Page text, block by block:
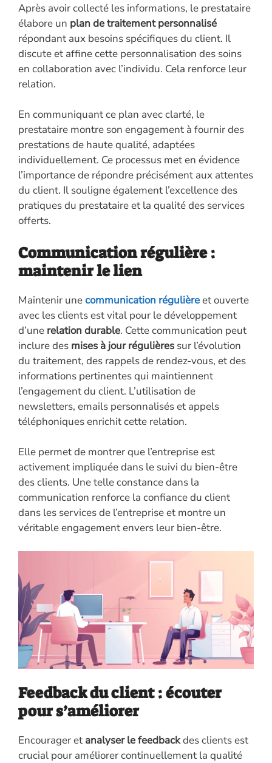
Après avoir collecté les informations, le prestataire
élabore un plan de traitement personnalisé
répondant aux besoins spécifiques du client. Il
discute et affine cette personnalisation des soins
en collaboration avec l’individu. Cela renforce leur
relation.
En communiquant ce plan avec clarté, le
prestataire montre son engagement à fournir des
prestations de haute qualité, adaptées
individuellement. Ce processus met en évidence
l’importance de répondre précisément aux attentes
du client. Il souligne également l’excellence des
pratiques du prestataire et la qualité des services
offerts.
Communication régulière :
maintenir le lien
Maintenir unecommunication régulièreet ouverte
avec les clients est vital pour le développement
d’une relation durable. Cette communication peut
inclure des mises à jour régulières sur l’évolution
du traitement, des rappels de rendez-vous, et des
informations pertinentes qui maintiennent
l’engagement du client. L’utilisation de
newsletters, emails personnalisés et appels
téléphoniques enrichit cette relation.
Elle permet de montrer que l’entreprise est
activement impliquée dans le suivi du bien-être
des clients. Une telle constance dans la
communication renforce la confiance du client
dans les services de l’entreprise et montre un
véritable engagement envers leur bien-être.
Feedback du client : écouter
pour s’améliorer
Encourager et analyser le feedbackdes clients est
crucial pour améliorer continuellement la qualité